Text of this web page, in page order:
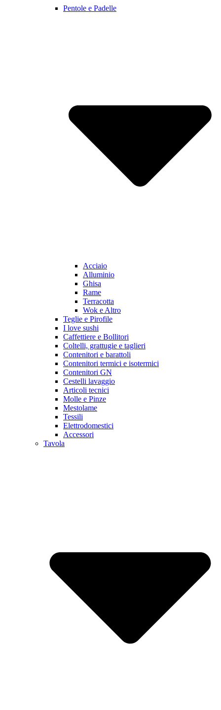
Pentole e Padelle
Acciaio
Alluminio
Ghisa
Rame
Terracotta
Wok e Altro
Teglie e Pirofile
I love sushi
Caffettiere e Bollitori
Coltelli, grattugie e taglieri
Contenitori e barattoli
Contenitori termici e isotermici
Contenitori GN
Cestelli lavaggio
Articoli tecnici
Molle e Pinze
Mestolame
Tessili
Elettrodomestici
Accessori
Tavola